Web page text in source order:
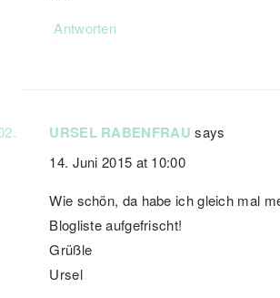
Antworten
URSEL RABENFRAU says
14. Juni 2015 at 10:00
Wie schön, da habe ich gleich mal
Blogliste aufgefrischt!
Grüßle
Ursel